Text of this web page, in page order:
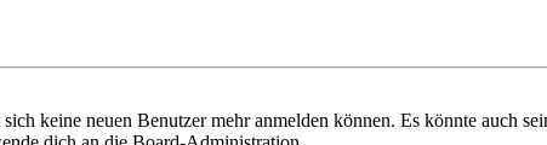
keine neuen Benutzer mehr anmelden können. Es könnte auch